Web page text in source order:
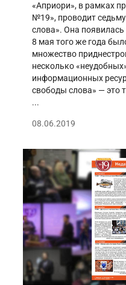
«Априори», в рамках
№19», проводит
слова». Она появилась
8 мая того же года
множество
несколько
информационных
свободы слова» — это
...
08.06.2019